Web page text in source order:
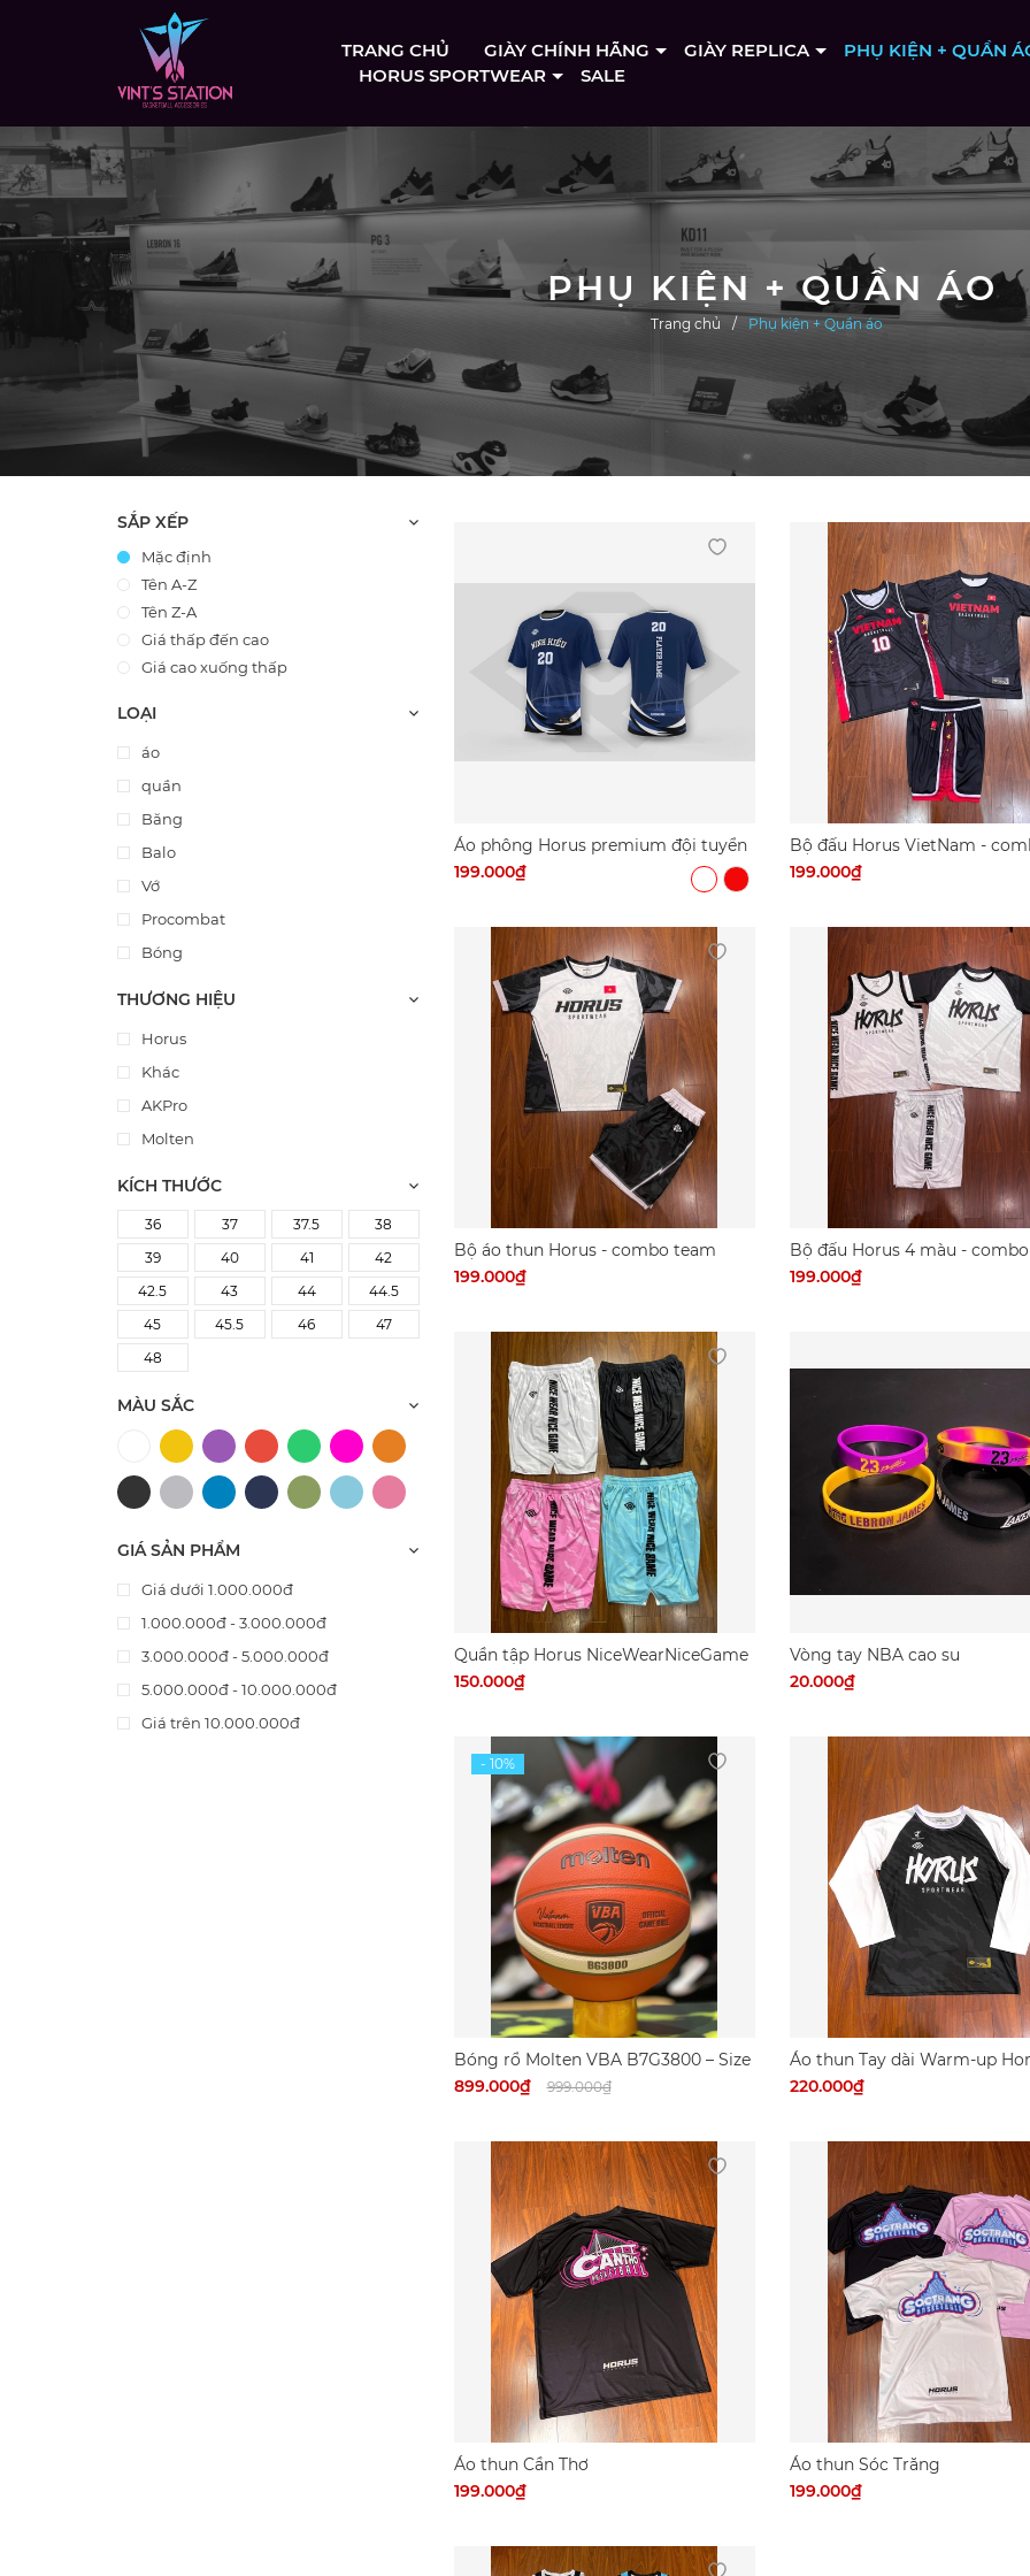
TRANG CHỦ GIÀY CHÍNH HÃNG GIÀY REPLICA PHỤ KIỆN + QUẦN
HORUS SPORTWEAR
SALE
PHỤ KIỆN + QUẦN ÁO
Trang chủ Phụ kiện + Quần áo
SẮP XẾP
Mặc định
Tên A-Z
Tên Z-A
Giá thấp đến cao
Giá cao xuống thấp
LOẠI
áo
quần
Băng
Balo
Vớ
Procombat
Bóng
THƯƠNG HIỆU
Horus
Khác
AKPro
Molten
KÍCH THƯỚC
36 37 37.5
38
39
40 41
42
42.5
43 44
44.5
45
45.5 46
47
48
MÀU SẮC
GIÁ SẢN PHẨM
Giá dưới 1.000.000đ
1.000.000đ - 3.000.000đ
3.000.000đ - 5.000.000đ
5.000.000đ - 10.000.000đ
Giá trên 10.000.000đ
Áo phông Horus premium đội tuyển
Ninh Kiều
199.000₫
Bộ đấu Horus VietNam -
team
199.000₫
Bộ áo thun Horus - combo team
199.000₫
Bộ đấu Horus 4 màu -
199.000₫
Quần tập Horus NiceWearNiceGame
150.000₫
Vòng tay NBA cao su
20.000₫
Bóng rổ Molten VBA B7G3800 – Size
7
899.000₫ 999.000₫
Áo thun Tay dài Warm-up
Premium
220.000₫
Áo thun Cần Thơ
199.000₫
Áo thun Sóc Trăng
199.000₫